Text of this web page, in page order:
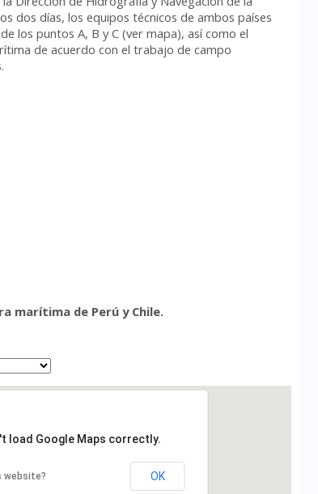
dos días, los equipos técnicos de ambos países
los puntos A, B y C (ver mapa), así como el
de acuerdo con el trabajo de campo
marítima de Perú y Chile.
load Google Maps correctly.
website? OK